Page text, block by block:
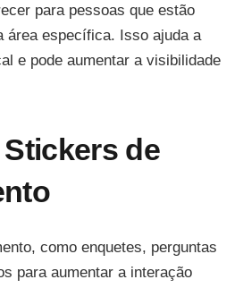
para pessoas que estão
área específica. Isso ajuda a
e pode aumentar a visibilidade
Stickers de
como enquetes, perguntas
para aumentar a interação